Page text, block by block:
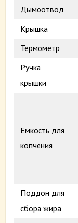
Дымоотвод
Крышка
Термометр
Ручка
крышки
Емкость для
копчения
Поддон для
сбора жира